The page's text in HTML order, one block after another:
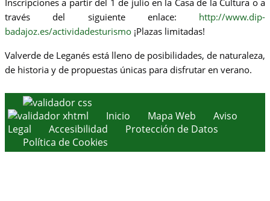
Inscripciones a partir del 1 de julio en la Casa de la Cultura o a
través del siguiente enlace: http://www.dip-
badajoz.es/actividadesturismo ¡Plazas limitadas!
Valverde de Leganés está lleno de posibilidades, de naturaleza,
de historia y de propuestas únicas para disfrutar en verano.
Inicio Mapa Web
Aviso
Legal
Accesibilidad
Protección de Datos
Política de Cookies